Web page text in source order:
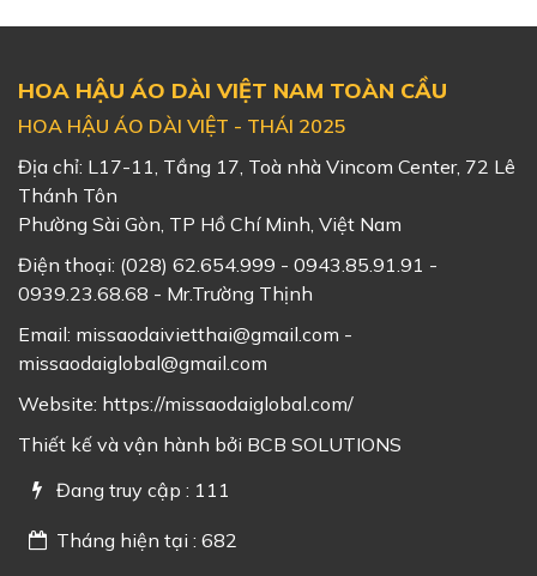
HOA HẬU ÁO DÀI VIỆT NAM TOÀN CẦU
HOA HẬU ÁO DÀI VIỆT - THÁI 2025
Địa chỉ: L17-11, Tầng 17, Toà nhà Vincom Center, 72 Lê
Thánh Tôn
Phường Sài Gòn, TP Hồ Chí Minh, Việt Nam
Điện thoại: (028) 62.654.999 - 0943.85.91.91 -
0939.23.68.68 - Mr.Trường Thịnh
Email: missaodaivietthai@gmail.com -
missaodaiglobal@gmail.com
Website: https://missaodaiglobal.com/
Thiết kế và vận hành bởi BCB SOLUTIONS
Đang truy cập : 111
Tháng hiện tại : 682